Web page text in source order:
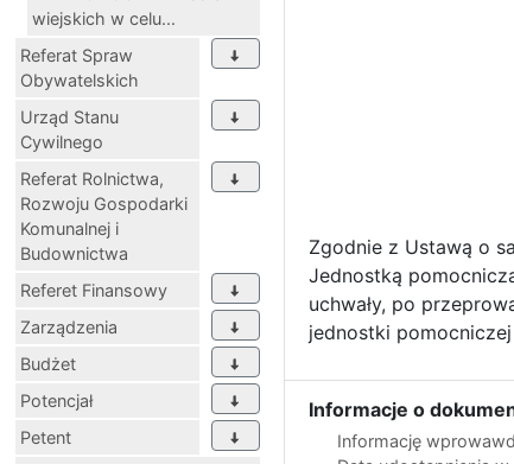
wiejskich w celu...
Referat Spraw
Obywatelskich
Urząd Stanu
Cywilnego
Referat Rolnictwa,
Rozwoju Gospodarki
Komunalnej i
Budownictwa
Referet Finansowy
Zarządzenia
Budżet
Potencjał
Petent
Zgodnie z Ustawą o
Jednostką
uchwały, po
jednostki
Informacje o
Informację